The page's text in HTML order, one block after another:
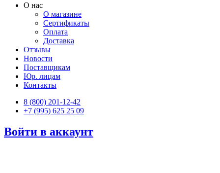
О нас
О магазине
Сертификаты
Оплата
Доставка
Отзывы
Новости
Поставщикам
Юр. лицам
Контакты
8 (800) 201-12-42
+7 (995) 625 25 09
Войти в аккаунт